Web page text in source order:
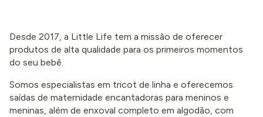
Desde 2017, a Little Life tem a missão de oferecer
produtos de alta qualidade para os primeiros momentos
do seu bebê.
Somos especialistas em tricot de linha e oferecemos
saídas de maternidade encantadoras para meninos e
meninas, além de enxoval completo em algodão, com